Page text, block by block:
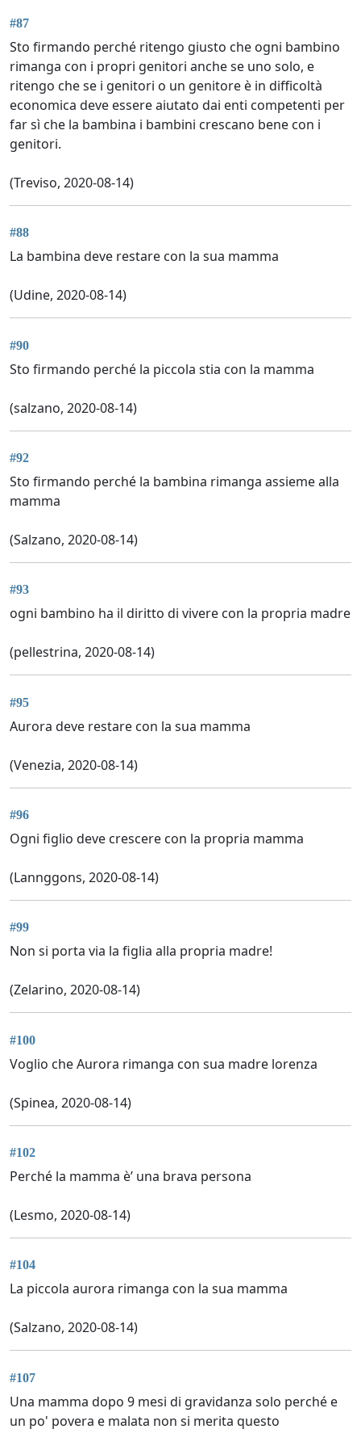
#87
Sto firmando perché ritengo giusto che ogni bambino
rimanga con i propri genitori anche se uno solo, e
ritengo che se i genitori o un genitore è in difficoltà
economica deve essere aiutato dai enti competenti per
far sì che la bambina i bambini crescano bene con i
genitori.
(Treviso, 2020-08-14)
#88
La bambina deve restare con la sua mamma
(Udine, 2020-08-14)
#90
Sto firmando perché la piccola stia con la mamma
(salzano, 2020-08-14)
#92
Sto firmando perché la bambina rimanga assieme alla
mamma
(Salzano, 2020-08-14)
#93
ogni bambino ha il diritto di vivere con la propria madre
(pellestrina, 2020-08-14)
#95
Aurora deve restare con la sua mamma
(Venezia, 2020-08-14)
#96
Ogni figlio deve crescere con la propria mamma
(Lannggons, 2020-08-14)
#99
Non si porta via la figlia alla propria madre!
(Zelarino, 2020-08-14)
#100
Voglio che Aurora rimanga con sua madre lorenza
(Spinea, 2020-08-14)
#102
Perché la mamma è’ una brava persona
(Lesmo, 2020-08-14)
#104
La piccola aurora rimanga con la sua mamma
(Salzano, 2020-08-14)
#107
Una mamma dopo 9 mesi di gravidanza solo perché e
un po' povera e malata non si merita questo